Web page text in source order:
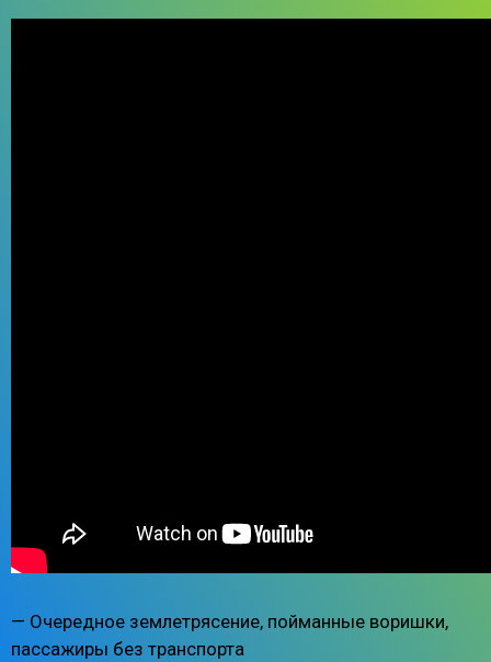
— Очередное землетрясение, пойманные воришки,
пассажиры без транспорта